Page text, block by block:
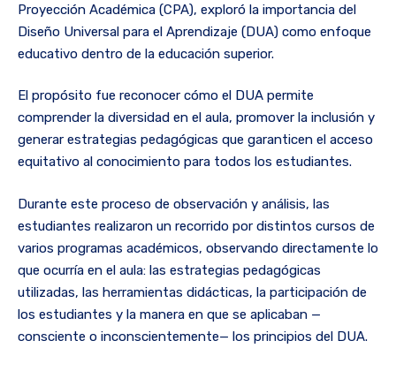
Proyección Académica (CPA), exploró la importancia del
Diseño Universal para el Aprendizaje (DUA) como enfoque
educativo dentro de la educación superior.
El propósito fue reconocer cómo el DUA permite
comprender la diversidad en el aula, promover la inclusión y
generar estrategias pedagógicas que garanticen el acceso
equitativo al conocimiento para todos los estudiantes.
Durante este proceso de observación y análisis, las
estudiantes realizaron un recorrido por distintos cursos de
varios programas académicos, observando directamente lo
que ocurría en el aula: las estrategias pedagógicas
utilizadas, las herramientas didácticas, la participación de
los estudiantes y la manera en que se aplicaban —
consciente o inconscientemente— los principios del DUA.